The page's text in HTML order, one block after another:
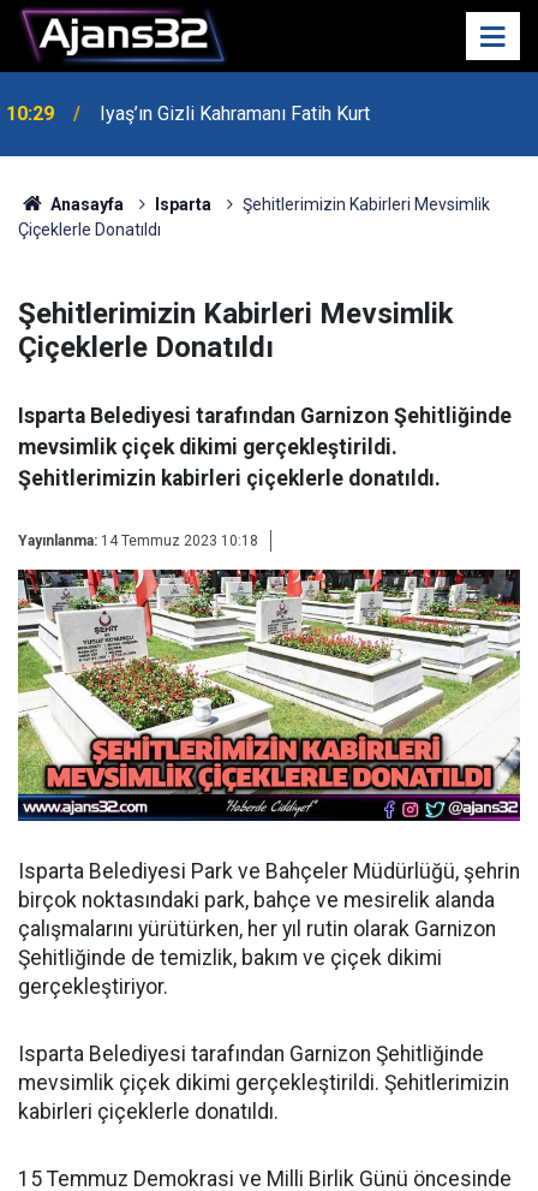
10:29 Iyaş’ın Gizli Kahramanı Fatih Kurt
00:52 Isparta'da Asker Eğlencesinde Kavga Çıktı
Anasayfa Isparta
Şehitlerimizin Kabirleri Mevsimlik
Çiçeklerle Donatıldı
Şehitlerimizin Kabirleri Mevsimlik
Çiçeklerle Donatıldı
Isparta Belediyesi tarafından Garnizon Şehitliğinde
mevsimlik çiçek dikimi gerçekleştirildi.
Şehitlerimizin kabirleri çiçeklerle donatıldı.
Yayınlanma: 14 Temmuz 2023 10:18
Isparta Belediyesi Park ve Bahçeler Müdürlüğü, şehrin
birçok noktasındaki park, bahçe ve mesirelik alanda
çalışmalarını yürütürken, her yıl rutin olarak Garnizon
Şehitliğinde de temizlik, bakım ve çiçek dikimi
gerçekleştiriyor.
Isparta Belediyesi tarafından Garnizon Şehitliğinde
mevsimlik çiçek dikimi gerçekleştirildi. Şehitlerimizin
kabirleri çiçeklerle donatıldı.
15 Temmuz Demokrasi ve Milli Birlik Günü öncesinde